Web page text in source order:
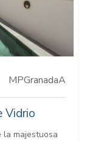
MPGranadaA
Vidrio
la majestuosa